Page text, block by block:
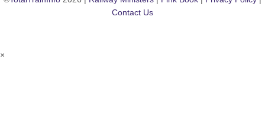
Contact Us
×